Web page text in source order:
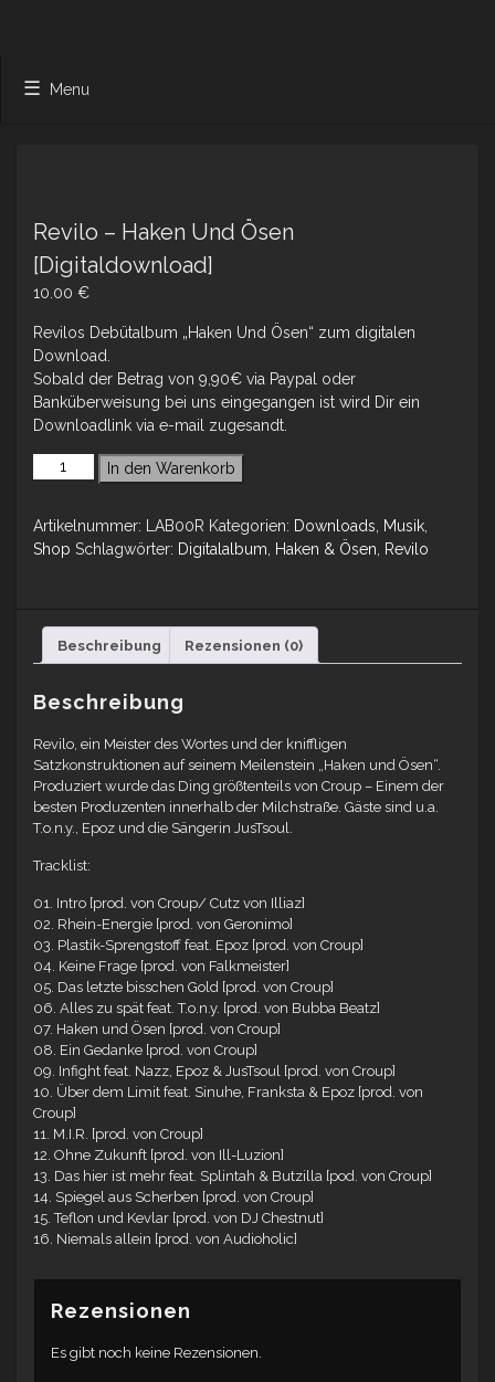
Menu
Revilo – Haken Und Ösen
[Digitaldownload]
10.00 €
Revilos Debütalbum „Haken Und Ösen“ zum digitalen
Download.
Sobald der Betrag von 9,90€ via Paypal oder
Banküberweisung bei uns eingegangen ist wird Dir ein
Downloadlink via e-mail zugesandt.
In den Warenkorb
Artikelnummer: LAB00R Kategorien: Downloads Musik
Shop Schlagwörter: Digitalalbum Haken & Ösen Revilo
Beschreibung Rezensionen (0)
Beschreibung
Revilo, ein Meister des Wortes und der kniffligen
Satzkonstruktionen auf seinem Meilenstein „Haken und Ösen“.
Produziert wurde das Ding größtenteils von Croup – Einem der
besten Produzenten innerhalb der Milchstraße. Gäste sind u.a.
T.o.n.y., Epoz und die Sängerin JusTsoul.
Tracklist:
01. Intro [prod. von Croup/ Cutz von Illiaz]
02. Rhein-Energie [prod. von Geronimo]
03. Plastik-Sprengstoff feat. Epoz [prod. von Croup]
04. Keine Frage [prod. von Falkmeister]
05. Das letzte bisschen Gold [prod. von Croup]
06. Alles zu spät feat. T.o.n.y. [prod. von Bubba Beatz]
07. Haken und Ösen [prod. von Croup]
08. Ein Gedanke [prod. von Croup]
09. Infight feat. Nazz, Epoz & JusTsoul [prod. von Croup]
10. Über dem Limit feat. Sinuhe, Franksta & Epoz [prod. von
Croup]
11. M.I.R. [prod. von Croup]
12. Ohne Zukunft [prod. von Ill-Luzion]
13. Das hier ist mehr feat. Splintah & Butzilla [pod. von Croup]
14. Spiegel aus Scherben [prod. von Croup]
15. Teflon und Kevlar [prod. von DJ Chestnut]
16. Niemals allein [prod. von Audioholic]
Rezensionen
Es gibt noch keine Rezensionen.